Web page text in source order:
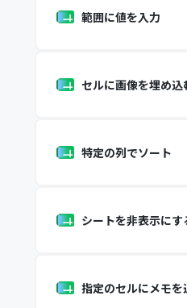
範囲に値を入力
セルに画像を埋め込
特定の列でソート
シートを非表示にす
指定のセルにメモを